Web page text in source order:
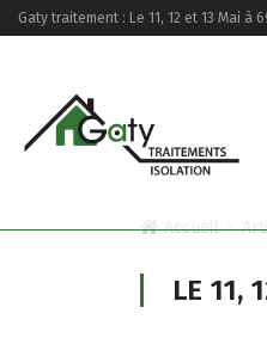
Gaty traitement : Le 11, 12 et 13 Mai à
Accueil
LE 11,